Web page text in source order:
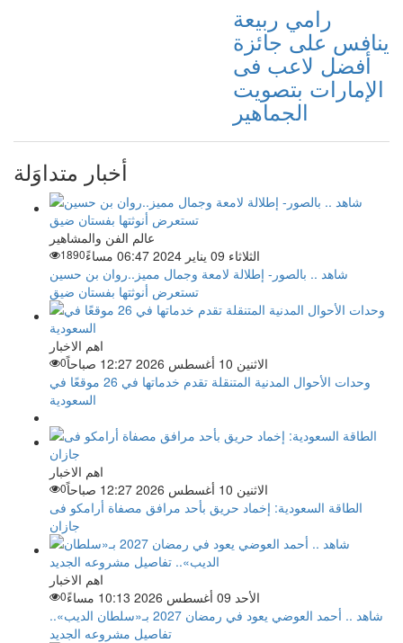
رامي ربيعة
ينافس على جائزة
أفضل لاعب فى
الإمارات بتصويت
الجماهير
أخبار متداوَلة
عالم الفن والمشاهير
الثلاثاء 09 يناير 2024 06:47 مساءً
1890
شاهد .. بالصور- إطلالة لامعة وجمال مميز..روان بن حسين
تستعرض أنوثتها بفستان ضيق
اهم الاخبار
الاثنين 10 أغسطس 2026 12:27 صباحاً
0
وحدات الأحوال المدنية المتنقلة تقدم خدماتها في 26 موقعًا في
السعودية
اهم الاخبار
الاثنين 10 أغسطس 2026 12:27 صباحاً
0
الطاقة السعودية: إخماد حريق بأحد مرافق مصفاة أرامكو فى
جازان
اهم الاخبار
الأحد 09 أغسطس 2026 10:13 مساءً
0
شاهد .. أحمد العوضي يعود في رمضان 2027 بـ«سلطان الديب»..
تفاصيل مشروعه الجديد